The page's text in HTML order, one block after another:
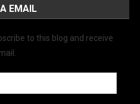
EMAIL
to this blog and receive